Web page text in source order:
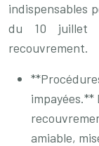
indispensables
du 10 juillet
recouvrement.
amiable,